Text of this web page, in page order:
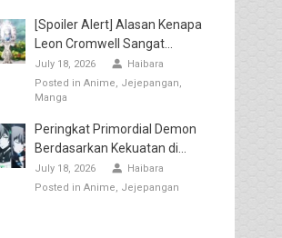
[Spoiler Alert] Alasan Kenapa
Leon Cromwell Sangat...
July 18, 2026
Haibara
Posted in Anime
Jejepangan
Manga
Peringkat Primordial Demon
Berdasarkan Kekuatan di...
July 18, 2026
Haibara
Posted in Anime Jejepangan